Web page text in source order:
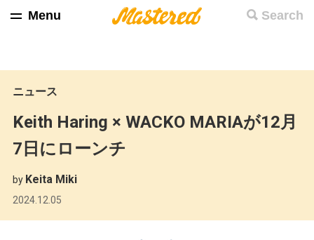
Search
Menu
ニュース
Keith Haring × WACKO MARIAが12月
7日にローンチ
by Keita Miki
2024.12.05